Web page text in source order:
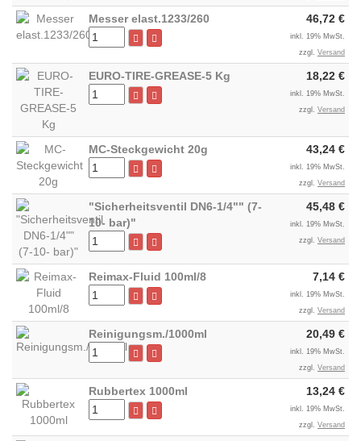
Messer elast.1233/260 46,72 €
inkl. 19% MwSt.
zzgl. Versand
EURO-TIRE-GREASE-5 Kg 18,22 €
inkl. 19% MwSt.
zzgl. Versand
MC-Steckgewicht 20g 43,24 €
inkl. 19% MwSt.
zzgl. Versand
"Sicherheitsventil DN6-1/4"" (7-
10- bar)"
45,48 €
inkl. 19% MwSt.
zzgl. Versand
Reimax-Fluid 100ml/8 7,14 €
inkl. 19% MwSt.
zzgl. Versand
Reinigungsm./1000ml 20,49 €
inkl. 19% MwSt.
zzgl. Versand
Rubbertex 1000ml 13,24 €
inkl. 19% MwSt.
zzgl. Versand